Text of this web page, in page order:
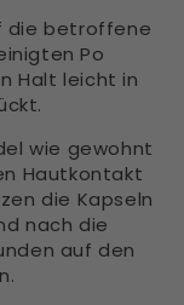
die betroffene
Po
Halt leicht in
wie gewohnt
Hautkontakt
die Kapseln
nach die
auf den